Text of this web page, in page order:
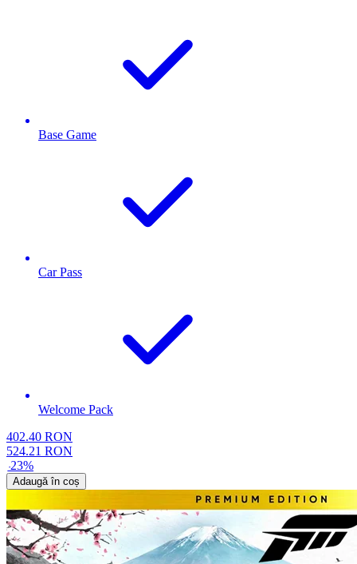
Base Game
Car Pass
Welcome Pack
402.40 RON
524.21 RON
-23%
Adaugă în coș